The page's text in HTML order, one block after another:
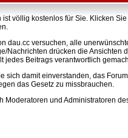
völlig kostenlos für Sie. Klicken
dau.cc versuchen, alle
Nachrichten drücken die
jedes Beitrags verantwortlich
sich damit einverstanden, das
das Gesetz zu missbrauchen.
und Administratoren